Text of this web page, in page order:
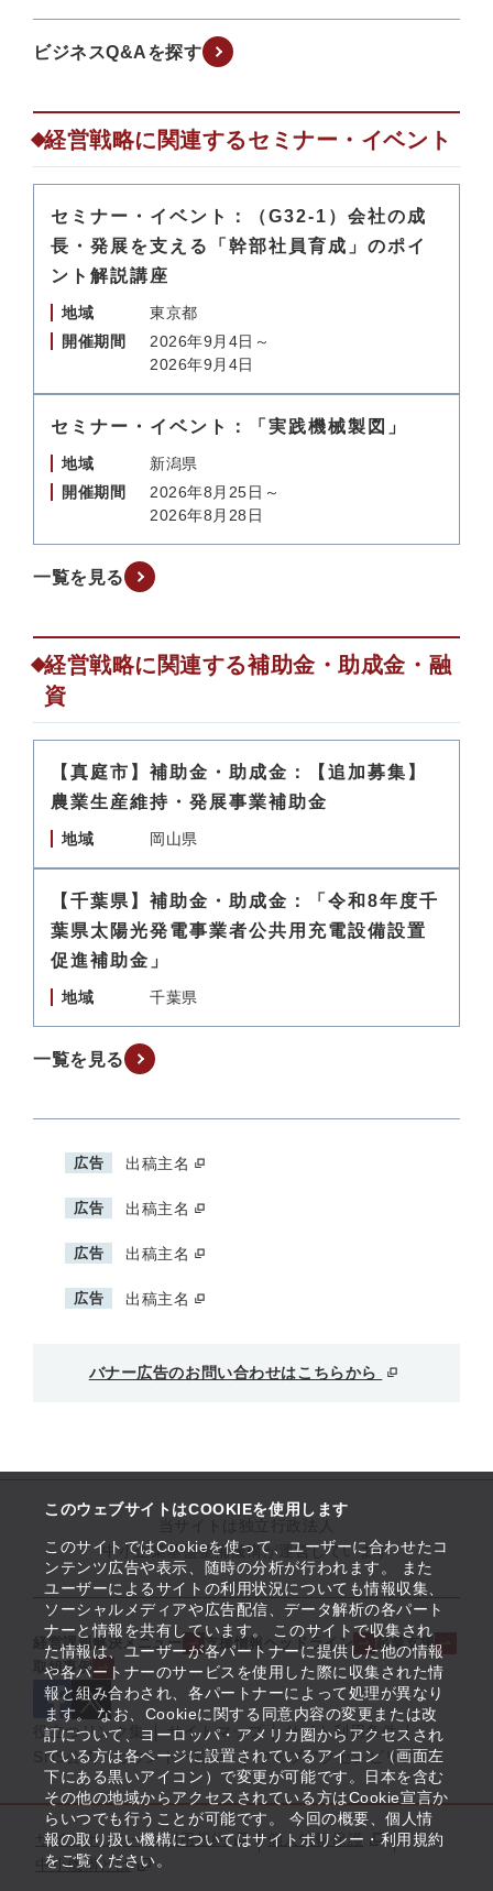
このウェブサイトはCOOKIEを使用します
このサイトではCookieを使って、ユーザーに合わせたコ
ンテンツ広告や表示、随時の分析が行われます。 また
ユーザーによるサイトの利用状況についても情報収集、
ソーシャルメディアや広告配信、データ解析の各パート
ナーと情報を共有しています。 このサイトで収集され
た情報は、ユーザーが各パートナーに提供した他の情報
や各パートナーのサービスを使用した際に収集された情
報と組み合わされ、各パートナーによって処理が異なり
ます。 なお、Cookieに関する同意内容の変更または改
訂について、ヨーロッパ・アメリカ圏からアクセスされ
ている方は各ページに設置されているアイコン（画面左
下にある黒いアイコン）で変更が可能です。日本を含む
その他の地域からアクセスされている方はCookie宣言か
らいつでも行うことが可能です。 今回の概要、個人情
報の取り扱い機構についてはサイトポリシー・利用規約
をご覧ください。
ビジネスQ&Aを探す
経営戦略に関連するセミナー・イベント
セミナー・イベント：（G32-1）会社の成
長・発展を支える「幹部社員育成」のポイ
ント解説講座
地域
東京都
開催期間
2026年9月4日～
2026年9月4日
セミナー・イベント：「実践機械製図」
地域
新潟県
開催期間
2026年8月25日～
2026年8月28日
一覧を見る
経営戦略に関連する補助金・助成金・融
資
【真庭市】補助金・助成金：【追加募集】
農業生産維持・発展事業補助金
地域 岡山県
【千葉県】補助金・助成金：「令和8年度千
葉県太陽光発電事業者公共用充電設備設置
促進補助金」
地域 千葉県
一覧を見る
広告 出稿主名
広告 出稿主名
広告 出稿主名
広告 出稿主名
バナー広告のお問い合わせはこちらから
中小企業基盤整備機構が運営しています
経営課題解決メニュー 支援情報ヘッドライン
起業支援
取組事例
役立つリンク集 サイトマップ
サイト利用条件
SNS公式アカウント一覧
ウェブアクセシビリティ
サイトポリシー・利用規約
個人情報保護
中小機構とは